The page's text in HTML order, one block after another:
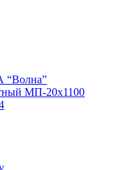
“Волна”
МП-20х1100